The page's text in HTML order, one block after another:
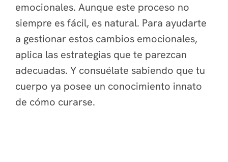
emocionales. Aunque este proceso no
siempre es fácil, es natural. Para ayudarte
a gestionar estos cambios emocionales,
aplica las estrategias que te parezcan
adecuadas. Y consuélate sabiendo que tu
cuerpo ya posee un conocimiento innato
de cómo curarse.